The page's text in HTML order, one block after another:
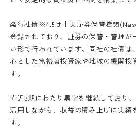
発行社債※4.5は中央証券保管機関
登録されており、証券の保管・管理が
い形で行われています。同社の社債は
心とした富裕層投資家や地域の機関投
す。
直近3期にわたり黒字を継続しており
活用しながら、収益の積み上げに実績
す。